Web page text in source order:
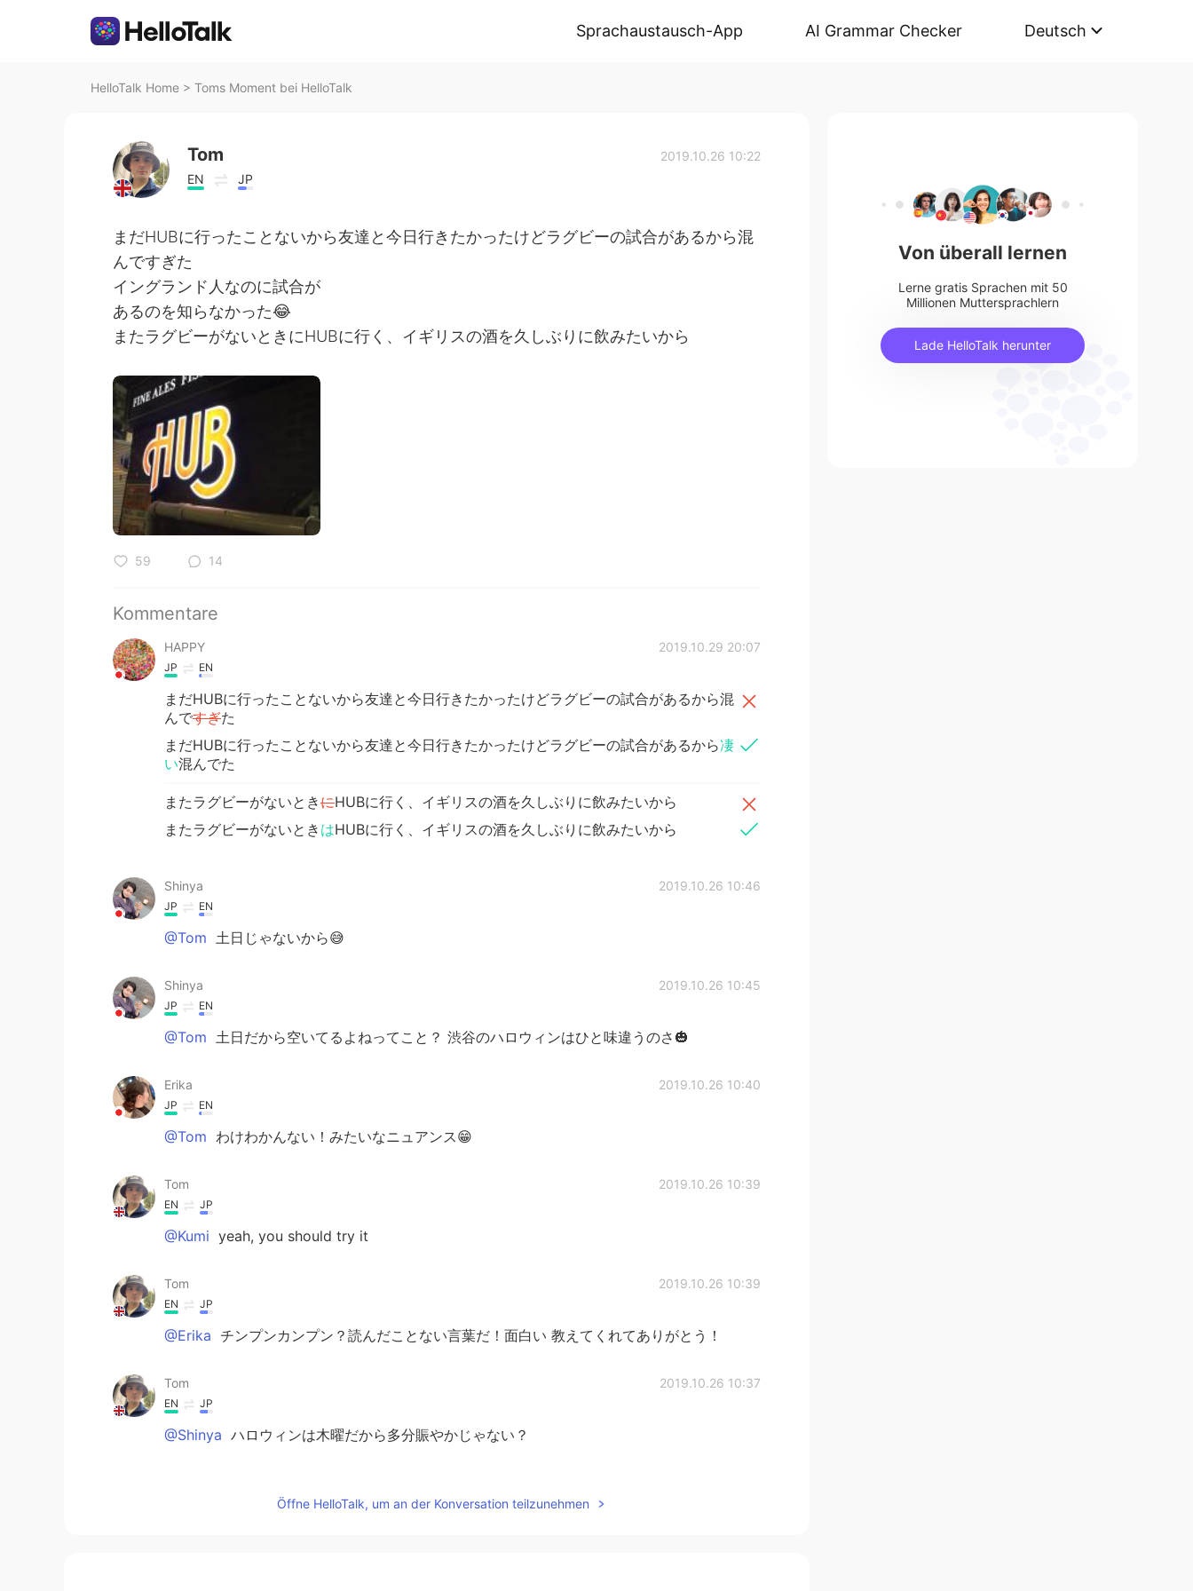
Sprachaustausch-App AI Grammar Checker Deutsch
HelloTalk Home > Toms Moment bei HelloTalk
Tom
EN JP
2019.10.26 10:22
まだHUBに行ったことないから友達と今日行きたかったけどラグビーの試合があるから混
んですぎた
イングランド人なのに試合が
あるのを知らなかった😂
またラグビーがないときにHUBに行く、イギリスの酒を久しぶりに飲みたいから
59 14
Kommentare
HAPPY 2019.10.29 20:07
JP EN
まだHUBに行ったことないから友達と今日行きたかったけどラグビーの試合があるから混
んですぎた
まだHUBに行ったことないから友達と今日行きたかったけどラグビーの試合があるから凄
い混んでた
またラグビーがないときにHUBに行く、イギリスの酒を久しぶりに飲みたいから
またラグビーがないとき はHUBに行く、イギリスの酒を久しぶりに飲みたいから
Shinya 2019.10.26 10:46
JP EN
@Tom 土日じゃないから😅
Shinya 2019.10.26 10:45
JP EN
@Tom 土日だから空いてるよねってこと？ 渋谷のハロウィンはひと味違うのさ🎃
Erika 2019.10.26 10:40
JP EN
@Tom わけわかんない！みたいなニュアンス😁
Tom 2019.10.26 10:39
EN JP
@Kumi yeah, you should try it
Tom 2019.10.26 10:39
EN JP
@Erika チンプンカンプン？読んだことない言葉だ！面白い 教えてくれてありがとう！
Tom 2019.10.26 10:37
EN JP
@Shinya ハロウィンは木曜だから多分賑やかじゃない？
Öffne HelloTalk, um an der Konversation teilzunehmen
Von überall lernen
Lerne gratis Sprachen mit 50
Millionen Muttersprachlern
Lade HelloTalk herunter